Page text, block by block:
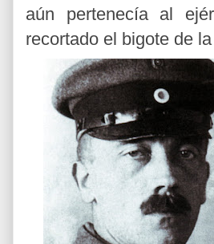
aún pertenecía al
recortado el bigote de